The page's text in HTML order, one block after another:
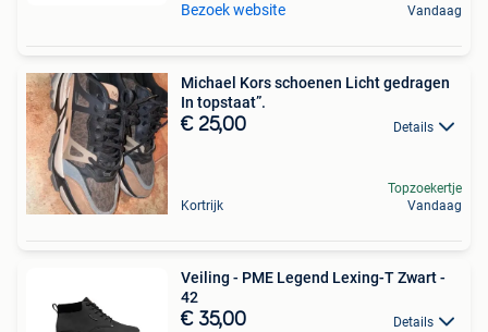
Bezoek website Vandaag
Michael Kors schoenen Licht gedragen
In topstaat”.
€ 25,00 Details
Kortrijk
Topzoekertje
Vandaag
Veiling - PME Legend Lexing-T Zwart -
42
€ 35,00 Details